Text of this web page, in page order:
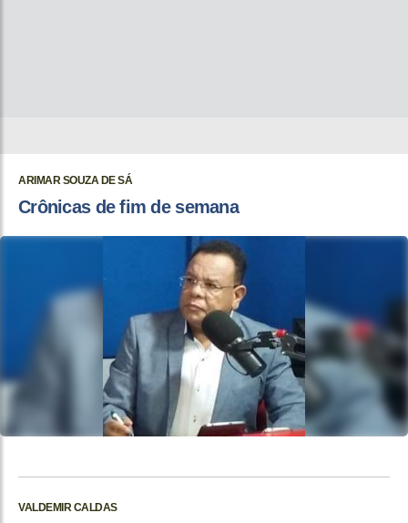
ARIMAR SOUZA DE SÁ
Crônicas de fim de semana
VALDEMIR CALDAS